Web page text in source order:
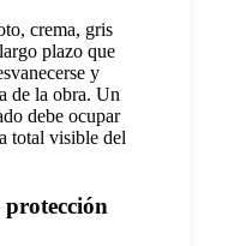
crema, gris
plazo que
y
de la obra. Un
debe ocupar
total visible del